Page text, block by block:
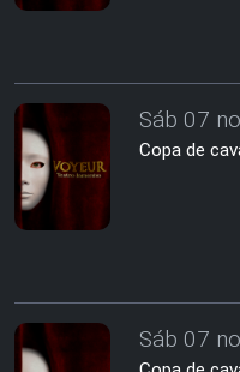
Sáb 07
Copa de
Sáb 07